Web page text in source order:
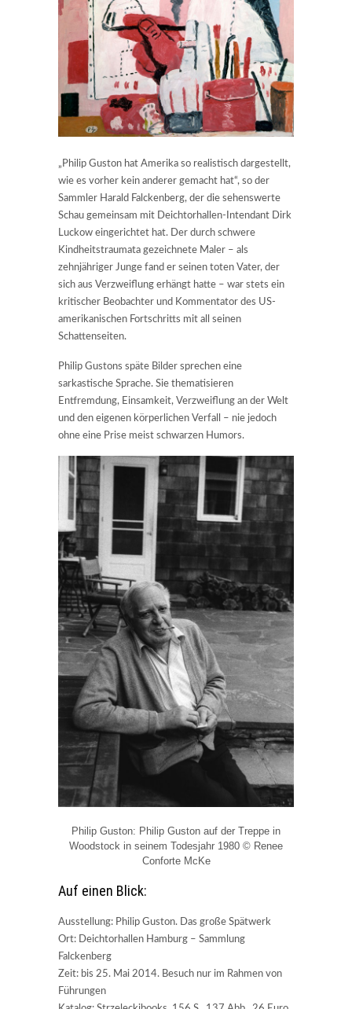
„Philip Guston hat Amerika so realistisch dargestellt,
wie es vorher kein anderer gemacht hat“, so der
Sammler Harald Falckenberg, der die sehenswerte
Schau gemeinsam mit Deichtorhallen-Intendant Dirk
Luckow eingerichtet hat. Der durch schwere
Kindheitstraumata gezeichnete Maler – als
zehnjähriger Junge fand er seinen toten Vater, der
sich aus Verzweiflung erhängt hatte – war stets ein
kritischer Beobachter und Kommentator des US-
amerikanischen Fortschritts mit all seinen
Schattenseiten.
Philip Gustons späte Bilder sprechen eine
sarkastische Sprache. Sie thematisieren
Entfremdung, Einsamkeit, Verzweiflung an der Welt
und den eigenen körperlichen Verfall – nie jedoch
ohne eine Prise meist schwarzen Humors.
Philip Guston: Philip Guston auf der Treppe in
Woodstock in seinem Todesjahr 1980 © Renee
Conforte McKe
Auf einen Blick:
Ausstellung: Philip Guston. Das große Spätwerk
Ort: Deichtorhallen Hamburg – Sammlung
Falckenberg
Zeit: bis 25. Mai 2014. Besuch nur im Rahmen von
Führungen